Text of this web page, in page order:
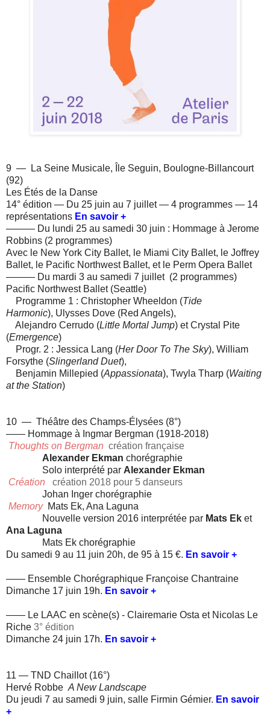
9 — La Seine Musicale, Île Seguin, Boulogne-Billancourt
(92)
Les Étés de la Danse
14° édition — Du 25 juin au 7 juillet — 4 programmes — 14
représentations En savoir +
——— Du lundi 25 au samedi 30 juin : Hommage à Jerome
Robbins (2 programmes)
Avec le New York City Ballet, le Miami City Ballet, le Joffrey
Ballet, le Pacific Northwest Ballet, et le Perm Opera Ballet
——— Du mardi 3 au samedi 7 juillet (2 programmes)
Pacific Northwest Ballet (Seattle)
Programme 1 : Christopher Wheeldon (Tide
Harmonic), Ulysses Dove (Red Angels),
Alejandro Cerrudo (Little Mortal Jump) etCrystal Pite
(Emergence)
Progr. 2 : Jessica Lang (Her Door To The Sky), William
Forsythe (Slingerland Duet),
Benjamin Millepied (Appassionata), Twyla Tharp (Waiting
at the Station)
10 — Théâtre des Champs-Élysées (8°)
—— Hommage à Ingmar Bergman (1918-2018)
Thoughts on Bergman création française
Alexander Ekman chorégraphie
Solo interprété par Alexander Ekman
Création création 2018 pour 5 danseurs
Johan Inger chorégraphie
Memory Mats Ek, Ana Laguna
Nouvelle version 2016 interprétée par Mats Ek et
Ana Laguna
Mats Ek chorégraphie
Du samedi 9 au 11 juin 20h, de 95 à 15 €. En savoir +
—— Ensemble Chorégraphique Françoise Chantraine
Dimanche 17 juin 19h. En savoir +
—— Le LAAC en scène(s) - Clairemarie Osta et Nicolas Le
Riche 3° édition
Dimanche 24 juin 17h. En savoir +
11 — TND Chaillot (16°)
Hervé RobbeA New Landscape
Du jeudi 7 au samedi 9 juin, salle Firmin Gémier. En savoir
+